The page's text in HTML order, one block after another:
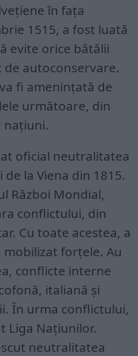
în fața
1515, a fost luată
evite orice bătălii
autoconservare.
fi amenințată de
următoare, din
națiuni.
oficial neutralitatea
la Viena din 1815.
Război Mondial,
conflictului, din
Cu toate acestea, a
forțele. Au
conflicte interne
italiană și
În urma conflictului,
Liga Națiunilor.
neutralitatea